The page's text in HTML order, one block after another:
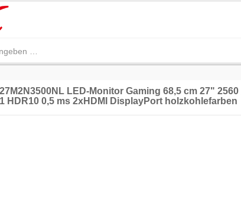
LED-Monitor Gaming 68,5 cm 27" 2560
HDR10 0,5 ms 2xHDMI DisplayPort holzkohlefarben